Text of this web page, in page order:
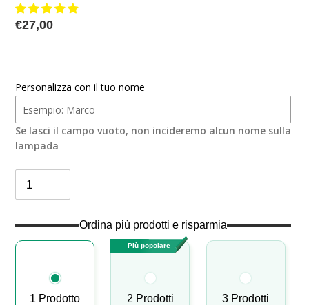
Prezzo
€27,00
Personalizza con il tuo nome
Se lasci il campo vuoto, non incideremo alcun nome sulla
lampada
Ordina più prodotti e risparmia
1 Prodotto
Più popolare
2 Prodotti 3 Prodotti